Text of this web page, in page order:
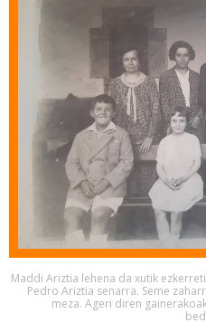
Maddi Ariztia lehena da xutik
Pedro Ariztia senarra. Seme
meza. Ageri diren